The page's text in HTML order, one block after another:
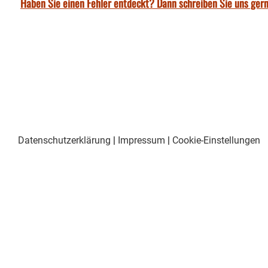
Datenschutzerklärung | Impressum | Cookie-Einstellungen